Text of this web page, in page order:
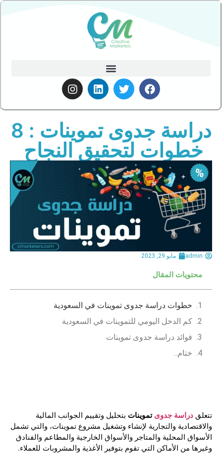
دراسة جدوى تموينات : 8
خطوات لتحقيق النجاح
admin مايو 29, 2023
محتويات المقال
خطوات دراسة جدوى تموينات في السعودية
كم الدخل اليومي للتموينات في السعودية
فوائد دراسة جدوى تموينات
ختام..
تتعلقدراسة جدوىتمويناتبتحليل وتقييم الجوانب المالية
والاقتصادية والتجارية لإنشاء وتشغيل مشروع تموينات، والتي تشمل
الأسواق المحلية والمتاجر والأسواق الخارجية والمطاعم والفنادق
وغيرها من الأماكن التي تقوم بتوفير الأغذية والمشروبات للعملاء.